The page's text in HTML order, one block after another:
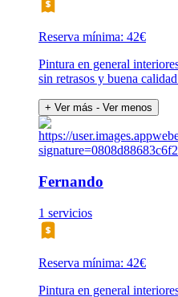
Reserva mínima: 42€
Pintura en general
sin retrasos y buena
+ Ver más - Ver menos
Fernando
1 servicios
Reserva mínima: 42€
Pintura en general